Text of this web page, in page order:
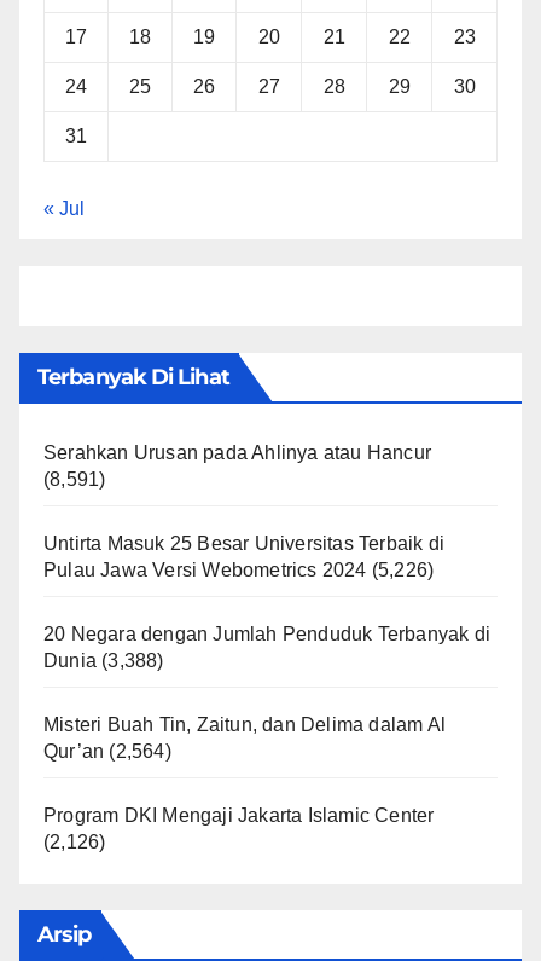
17 18 19 20 21 22 23
24 25 26 27 28 29 30
31
« Jul
Terbanyak Di Lihat
Serahkan Urusan pada Ahlinya atau Hancur
(8,591)
Untirta Masuk 25 Besar Universitas Terbaik di
Pulau Jawa Versi Webometrics 2024 (5,226)
20 Negara dengan Jumlah Penduduk Terbanyak di
Dunia (3,388)
Misteri Buah Tin, Zaitun, dan Delima dalam Al
Qur’an (2,564)
Program DKI Mengaji Jakarta Islamic Center
(2,126)
Arsip